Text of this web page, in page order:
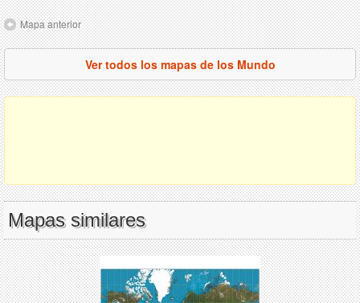
Mapa anterior
Ver todos los mapas de los Mundo
Mapas similares